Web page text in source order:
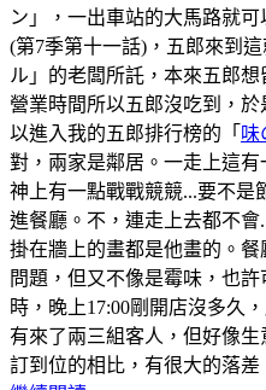
ン」，一出車站的大馬路就
(第7季第十一話)，五郎來到
ル」的老闆所託，本來五郎
營業時間所以五郎沒吃到，
以進入我的五郎排行榜的「 味
對，兩家是鄰居。一走上這
神上有一點戰戰競競...要不是
進餐廳。不，連走上去都不會
掛在牆上的畫都是他畫的。
問題，但又不像是霉味，也
時，晚上17:00剛開店沒多久
有來了兩三組客人，但好像
訂到位的相比，有很大的落差